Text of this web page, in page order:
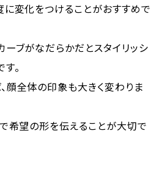
変化をつけることがおすすめで
ブがなだらかだとスタイリッシ
。
顔全体の印象も大きく変わりま
希望の形を伝えることが大切で